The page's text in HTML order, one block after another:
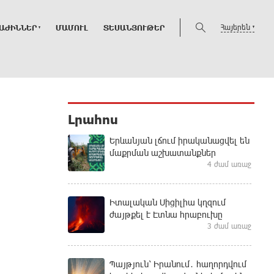
ՄԱՄՈՒԼ ՏԵՍԱՆՅՈՒԹԵՐ Հայերեն
Լրահոս
Երևանյան լճում իրականացվել են
մաքրման աշխատանքներ
4 ժամ առաջ
Իտալական Սիցիլիա կղզում
ժայթքել է Էտնա հրաբուխը
3 ժամ առաջ
Պայթյուն՝ Իրանում․ հաղորդվում